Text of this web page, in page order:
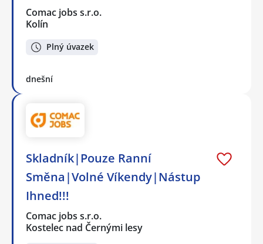
Comac jobs s.r.o.
Kolín
Plný úvazek
dnešní
Skladník|Pouze Ranní
Směna|Volné Víkendy|Nástup
Ihned!!!
Comac jobs s.r.o.
Kostelec nad Černými lesy